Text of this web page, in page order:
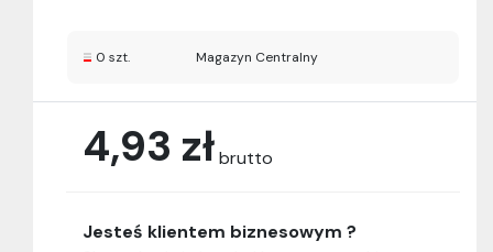
4,93 złbrutto
Jesteś klientem biznesowym ?
0 szt. Magazyn Centralny